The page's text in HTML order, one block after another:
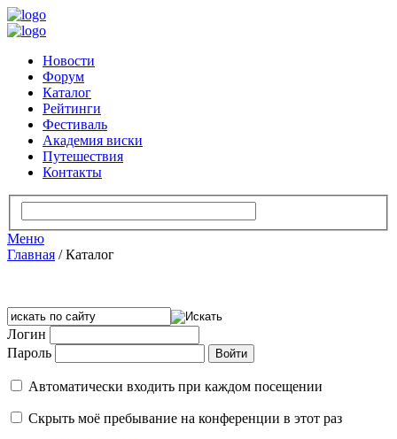
Новости
Форум
Каталог
Рейтинги
Фестиваль
Академия виски
Путешествия
Контакты
Меню
Главная /Каталог
Логин
Пароль
Автоматически входить при каждом посещении
Скрыть моё пребывание на конференции в этот раз